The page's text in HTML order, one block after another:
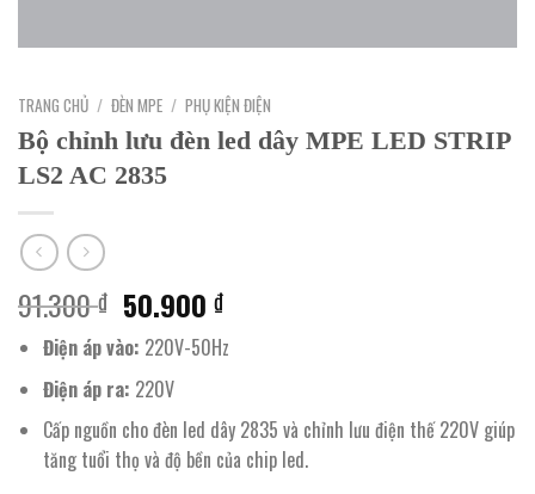
TRANG CHỦ / ĐÈN MPE / PHỤ KIỆN ĐIỆN
Bộ chỉnh lưu đèn led dây MPE LED STRIP
LS2 AC 2835
91.300₫ Giá
gốc
là:
91.300 ₫.
50.900₫Giá
hiện
tại
50.900 ₫.
Điện áp vào: 220V-50Hz
Điện áp ra: 220V
Cấp nguồn cho đèn led dây 2835 và chỉnh lưu điện thế 220V giúp
tăng tuổi thọ và độ bền của chip led.